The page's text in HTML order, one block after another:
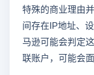
特殊的商业理由
间存在IP地址、
马逊可能会判定
联账户，可能会